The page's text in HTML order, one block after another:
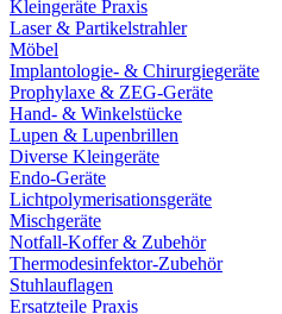
Kleingeräte Praxis
Laser & Partikelstrahler
Möbel
Implantologie- & Chirurgiegeräte
Prophylaxe & ZEG-Geräte
Hand- & Winkelstücke
Lupen & Lupenbrillen
Diverse Kleingeräte
Endo-Geräte
Lichtpolymerisationsgeräte
Mischgeräte
Notfall-Koffer & Zubehör
Thermodesinfektor-Zubehör
Stuhlauflagen
Ersatzteile Praxis